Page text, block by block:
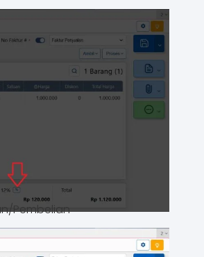
Pembelian